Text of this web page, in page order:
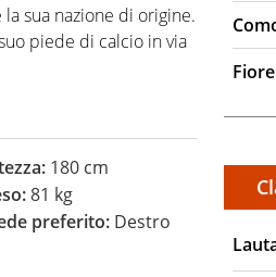
sua nazione di origine.
piede di calcio in via
non ha segnato
180 cm
81 kg
preferito: Destro